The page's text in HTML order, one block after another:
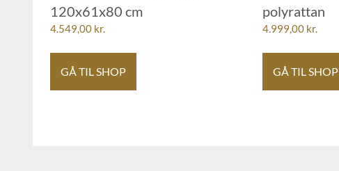
120x61x80 cm
4.549,00 kr.
GÅ TIL SHOP
polyrattan
4.999,00 kr.
GÅ TIL SHOP